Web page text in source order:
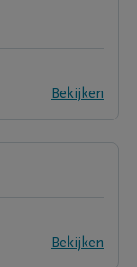
Bekijken
Bekijken